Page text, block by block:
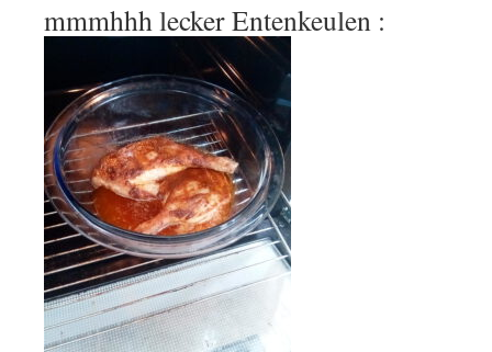
mmmhhh lecker Entenkeulen :